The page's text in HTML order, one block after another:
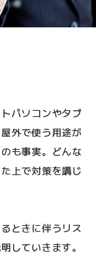
パソコンやタブ
外で使う用途が
も事実。どんな
上で対策を講じ
ときに伴うリス
していきます。